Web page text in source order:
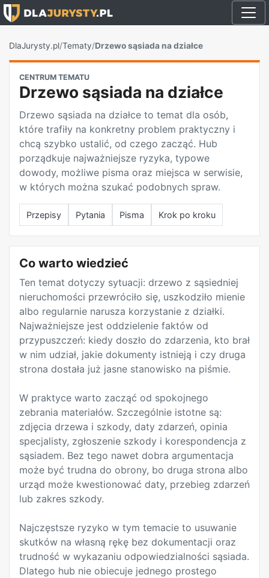
DlaJurysty.pl/Tematy/Drzewo sąsiada na działce
CENTRUM TEMATU
Drzewo sąsiada na działce
Drzewo sąsiada na działce to temat dla osób,
które trafiły na konkretny problem praktyczny i
chcą szybko ustalić, od czego zacząć. Hub
porządkuje najważniejsze ryzyka, typowe
dowody, możliwe pisma oraz miejsca w serwisie,
w których można szukać podobnych spraw.
Przepisy Pytania Pisma Krok po kroku
Co warto wiedzieć
Ten temat dotyczy sytuacji: drzewo z sąsiedniej
nieruchomości przewróciło się, uszkodziło mienie
albo regularnie narusza korzystanie z działki.
Najważniejsze jest oddzielenie faktów od
przypuszczeń: kiedy doszło do zdarzenia, kto brał
w nim udział, jakie dokumenty istnieją i czy druga
strona dostała już jasne stanowisko na piśmie.
W praktyce warto zacząć od spokojnego
zebrania materiałów. Szczególnie istotne są:
zdjęcia drzewa i szkody, daty zdarzeń, opinia
specjalisty, zgłoszenie szkody i korespondencja z
sąsiadem. Bez tego nawet dobra argumentacja
może być trudna do obrony, bo druga strona albo
urząd może kwestionować daty, przebieg zdarzeń
lub zakres szkody.
Najczęstsze ryzyko w tym temacie to usuwanie
skutków na własną rękę bez dokumentacji oraz
trudność w wykazaniu odpowiedzialności sąsiada.
Dlatego hub nie obiecuje jednego prostego